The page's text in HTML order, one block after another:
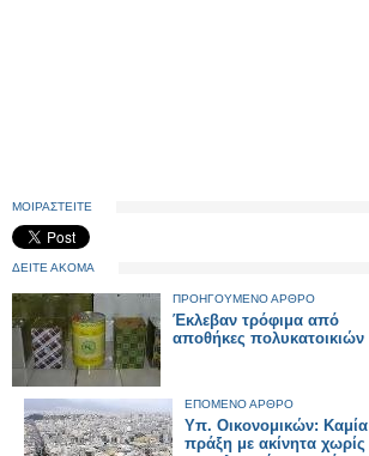
ΜΟΙΡΑΣΤΕΙΤΕ
ΔΕΙΤΕ ΑΚΟΜΑ
ΠΡΟΗΓΟΥΜΕΝΟ ΑΡΘΡΟ
Έκλεβαν τρόφιμα από
αποθήκες πολυκατοικιών
ΕΠΟΜΕΝΟ ΑΡΘΡΟ
Υπ. Οικονομικών: Καμία
πράξη με ακίνητα χωρίς